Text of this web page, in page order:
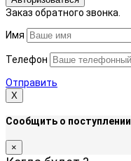
Заказ обратного звонка.
Имя
Телефон
Отправить
Х
Сообщить о поступлении
×